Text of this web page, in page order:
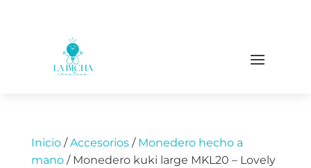
Inicio/Accesorios/ Monedero hecho a
mano/ Monedero kuki large MKL20 – Lovely